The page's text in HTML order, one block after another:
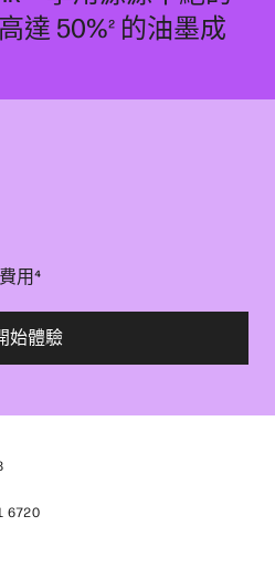
達 50%² 的油墨成
用⁴
始體驗
6720